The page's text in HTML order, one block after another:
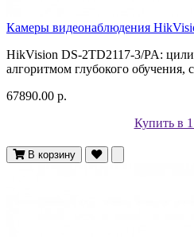
Камеры видеонаблюдения
HikVision DS-2TD2117-3/PA:
алгоритмом глубокого обучения,
67890.00 р.
Купить в
В корзину